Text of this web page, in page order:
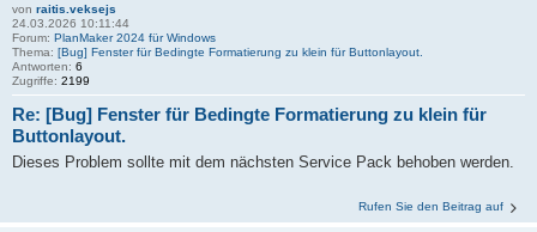
von raitis.veksejs
24.03.2026 10:11:44
Forum: PlanMaker 2024 für Windows
Thema: [Bug] Fenster für Bedingte Formatierung zu klein für Buttonlayout.
Antworten: 6
Zugriffe: 2199
Re: [Bug] Fenster für Bedingte Formatierung zu klein für
Buttonlayout.
Dieses Problem sollte mit dem nächsten Service Pack behoben werden.
Rufen Sie den Beitrag auf